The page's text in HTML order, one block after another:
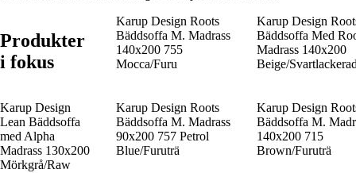
Produkter
i fokus
Karup Design Roots
Bäddsoffa M. Madrass
140x200 755
Mocca/Furu
Karup Design
Bäddsoffa Med
Madrass 140x200
Beige/
Karup Design
Lean Bäddsoffa
med Alpha
Madrass 130x200
Mörkgrå/Raw
Karup Design Roots
Bäddsoffa M. Madrass
90x200 757 Petrol
Blue/Furuträ
Karup Design
Bäddsoffa M.
140x200 715
Brown/Furuträ